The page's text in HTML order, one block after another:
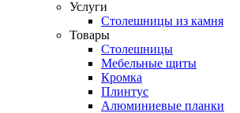
Услуги
Столешницы из камня
Товары
Столешницы
Мебельные щиты
Кромка
Плинтус
Алюминиевые планки